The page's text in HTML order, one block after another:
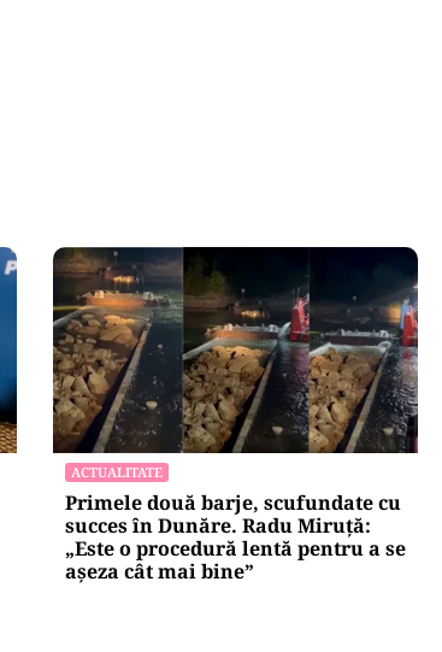
ACTUALITATE
Primele două barje, scufundate cu
succes în Dunăre. Radu Miruță:
„Este o procedură lentă pentru a se
așeza cât mai bine”